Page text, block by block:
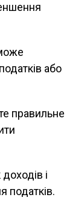
або
правильне
і
податків.